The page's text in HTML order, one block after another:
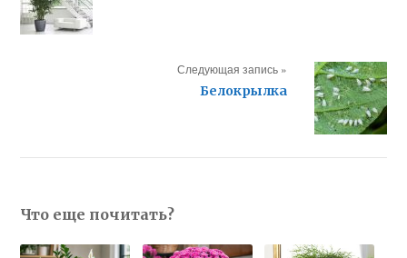
Следующая запись »
Белокрылка
Что еще почитать?